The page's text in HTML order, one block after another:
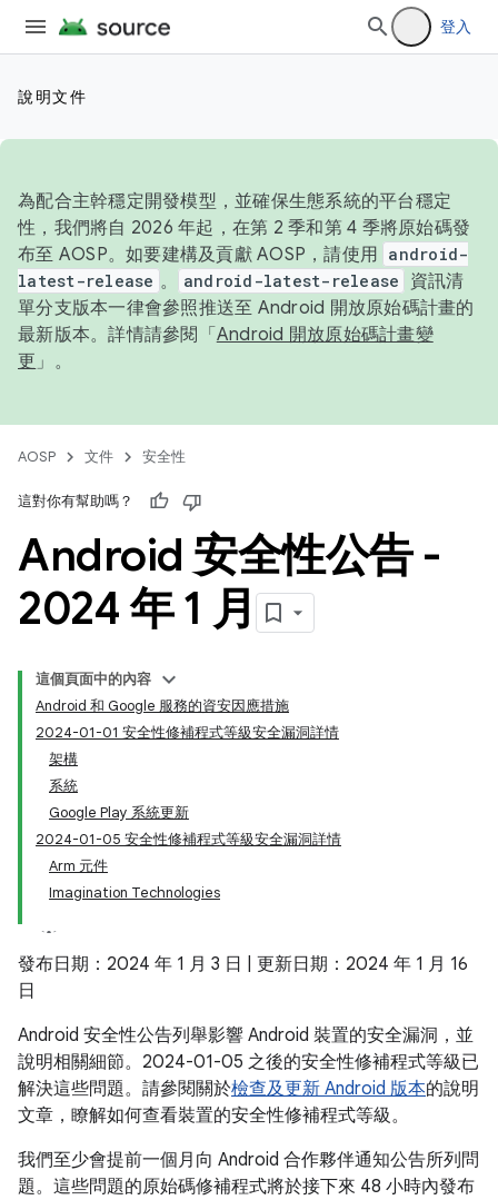
登入
說明文件
為配合主幹穩定開發模型，並確保生態系統的平台穩定
性，我們將自 2026 年起，在第 2 季和第 4 季將原始碼發
布至 AOSP。如要建構及貢獻 AOSP，請使用 android-
latest-release 。 android-latest-release
資訊清
單分支版本一律會參照推送至 Android 開放原始碼計畫的
最新版本。詳情請參閱「 Android 開放原始碼計畫變
更 」。
AOSP 文件 安全性
這對你有幫助嗎？
Android 安全性公告 -
2024 年 1 月
這個頁面中的內容
Android 和 Google 服務的資安因應措施
2024-01-01 安全性修補程式等級安全漏洞詳情
架構
系統
Google Play 系統更新
2024-01-05 安全性修補程式等級安全漏洞詳情
Arm 元件
Imagination Technologies
發布日期：2024 年 1 月 3 日 | 更新日期：2024 年 1 月 16
日
Android 安全性公告列舉影響 Android 裝置的安全漏洞，並
說明相關細節。2024-01-05 之後的安全性修補程式等級已
解決這些問題。請參閱關於檢查及更新 Android 版本的說明
文章，瞭解如何查看裝置的安全性修補程式等級。
我們至少會提前一個月向 Android 合作夥伴通知公告所列問
題。這些問題的原始碼修補程式將於接下來 48 小時內發布